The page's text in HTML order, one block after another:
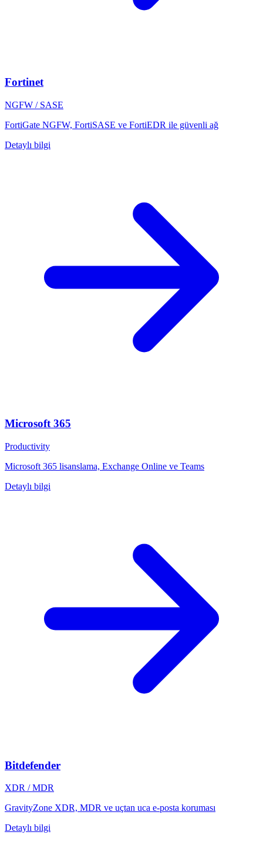
Fortinet
NGFW / SASE
FortiGate NGFW, FortiSASE ve FortiEDR ile güvenli ağ
Detaylı bilgi
Microsoft 365
Productivity
Microsoft 365 lisanslama, Exchange Online ve Teams
Detaylı bilgi
Bitdefender
XDR / MDR
GravityZone XDR, MDR ve uçtan uca e-posta koruması
Detaylı bilgi